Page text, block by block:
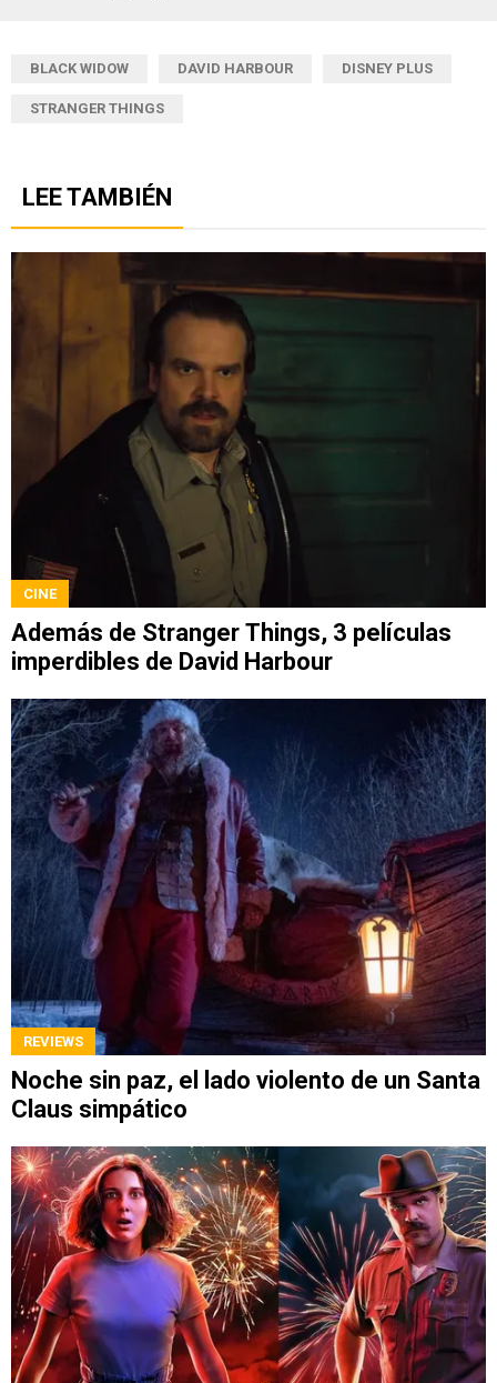
BLACK WIDOW DAVID HARBOUR DISNEY PLUS
STRANGER THINGS
LEE TAMBIÉN
CINE
Además de Stranger Things, 3 películas
imperdibles de David Harbour
REVIEWS
Noche sin paz, el lado violento de un Santa
Claus simpático